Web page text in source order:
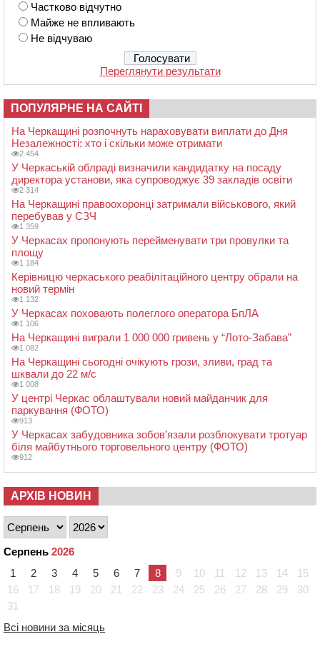
Частково відчутно
Майже не впливають
Не відчуваю
Переглянути результати
ПОПУЛЯРНЕ НА САЙТІ
На Черкащині розпочнуть нараховувати виплати до Дня
Незалежності: хто і скільки може отримати
2 454
У Черкаській облраді визначили кандидатку на посаду
директора установи, яка супроводжує 39 закладів освіти
2 314
На Черкащині правоохоронці затримали військового, який
перебував у СЗЧ
1 359
У Черкасах пропонують перейменувати три провулки та
площу
1 184
Керівницю черкаського реабілітаційного центру обрали на
новий термін
1 132
У Черкасах поховають полеглого оператора БпЛА
1 106
На Черкащині виграли 1 000 000 гривень у “Лото-Забава”
1 082
На Черкащині сьогодні очікують грози, зливи, град та
шквали до 22 м/с
1 008
У центрі Черкас облаштували новий майданчик для
паркування (ФОТО)
913
У Черкасах забудовника зобов’язали розблокувати тротуар
біля майбутнього торговельного центру (ФОТО)
912
АРХІВ НОВИН
Серпень 2026
1
2 3 4 5 6 7 8 9 10 11 12 13 14
15
16
17 18 19 20 21 22 23 24 25 26 27 28 29
30
31
Всі новини за місяць